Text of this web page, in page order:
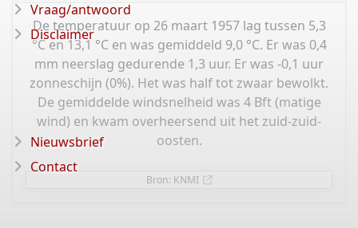
De temperatuur op 26 maart 1957 lag tussen 5,3
°C en 13,1 °C en was gemiddeld 9,0 °C. Er was 0,4
mm neerslag gedurende 1,3 uur. Er was -0,1 uur
zonneschijn (0%). Het was half tot zwaar bewolkt.
De gemiddelde windsnelheid was 4 Bft (matige
wind) en kwam overheersend uit het zuid-zuid-
oosten.
Bron: KNMI
Vraag/antwoord
Disclaimer
Nieuwsbrief
Contact